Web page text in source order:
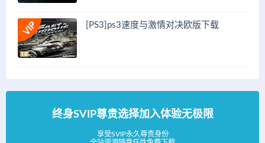
[PS3]ps3速度与激情对决欧版下载
终身SVIP尊贵选择加入体验无极限
享受SVIP永久尊贵身份